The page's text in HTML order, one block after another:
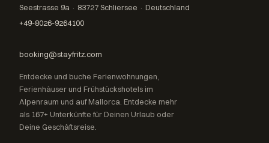
Seestrasse 9a · 83727 Schliersee · Deutschland
+49-8026-9264100
booking@stayfritz.com
Entdecke und buche Ferienwohnungen,
Ferienhäuser und Frühstückshotels im
Alpenraum und auf Mallorca. Entdecke mehr
als 167+ Unterkünfte für Deinen Urlaub oder
Deine Geschäftsreise.